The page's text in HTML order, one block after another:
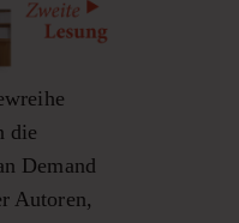
die
Demand
Autoren,